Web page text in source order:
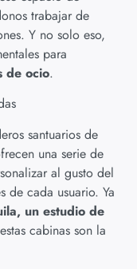
trabajar de
Y no solo eso,
para
de ocio.
santuarios de
una serie de
al gusto del
de cada usuario. Ya
un estudio de
cabinas son la